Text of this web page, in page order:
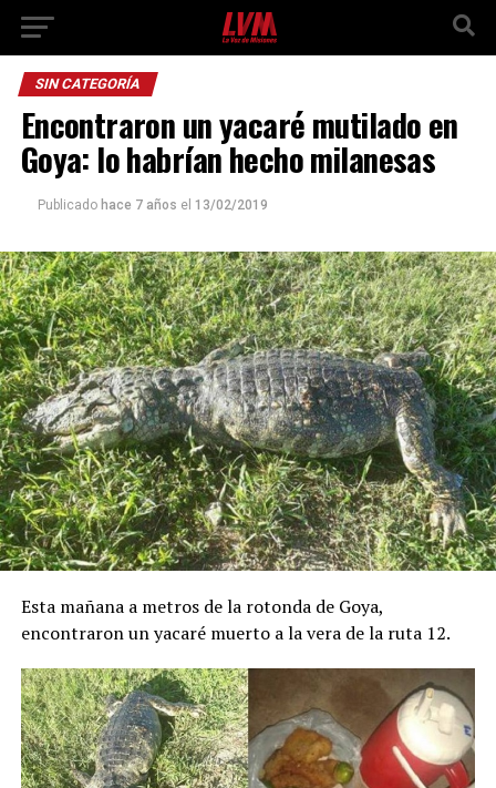
SIN CATEGORÍA
Encontraron un yacaré mutilado en
Goya: lo habrían hecho milanesas
Publicado hace 7 años el 13/02/2019
Esta mañana a metros de la rotonda de Goya,
encontraron un yacaré muerto a la vera de la ruta 12.